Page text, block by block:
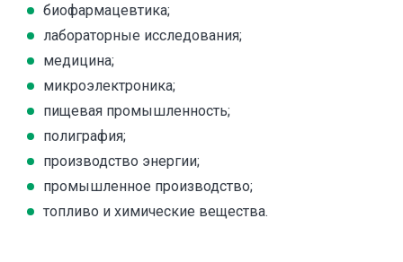
биофармацевтика;
лабораторные исследования;
медицина;
микроэлектроника;
пищевая промышленность;
полиграфия;
производство энергии;
промышленное производство;
топливо и химические вещества.